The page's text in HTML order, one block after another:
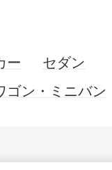
ー
セダン
ゴン・ミニバン